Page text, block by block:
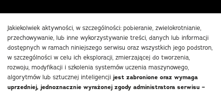
Jakiekolwiek aktywności, w szczególności: pobieranie, zwielokrotnianie,
przechowywanie, lub inne wykorzystywanie treści, danych lub informacji
dostępnych w ramach niniejszego serwisu oraz wszystkich jego podstron,
w szczególności w celu ich eksploracji, zmierzającej do tworzenia,
rozwoju, modyfikacji i szkolenia systemów uczenia maszynowego,
algorytmów lub sztucznej inteligencji jest zabronione oraz wymaga
uprzedniej, jednoznacznie wyrażonej zgody administratora serwisu –